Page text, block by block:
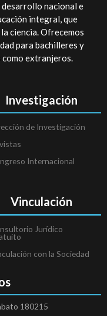
nacional e
integral, que
ciencia. Ofrecemos
para bachilleres y
extranjeros.
Investigación
de Investigación
Internacional
Vinculación
Jurídico
con la Sociedad
180215